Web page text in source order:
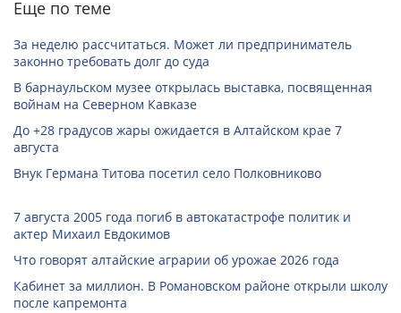
Еще по теме
За неделю рассчитаться. Может ли предприниматель
законно требовать долг до суда
В барнаульском музее открылась выставка, посвященная
войнам на Северном Кавказе
До +28 градусов жары ожидается в Алтайском крае 7
августа
Внук Германа Титова посетил село Полковниково
7 августа 2005 года погиб в автокатастрофе политик и
актер Михаил Евдокимов
Что говорят алтайские аграрии об урожае 2026 года
Кабинет за миллион. В Романовском районе открыли школу
после капремонта